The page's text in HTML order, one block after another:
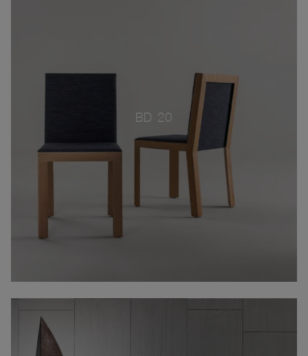
BD 20